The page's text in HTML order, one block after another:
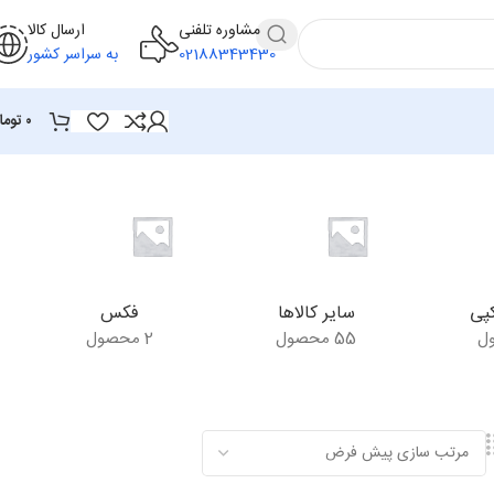
مشاوره تلفنی
02188343430
ارسال کالا
به سراسر کشور
۰
سایر کالاها
55 محصول
فکس
2 محصول